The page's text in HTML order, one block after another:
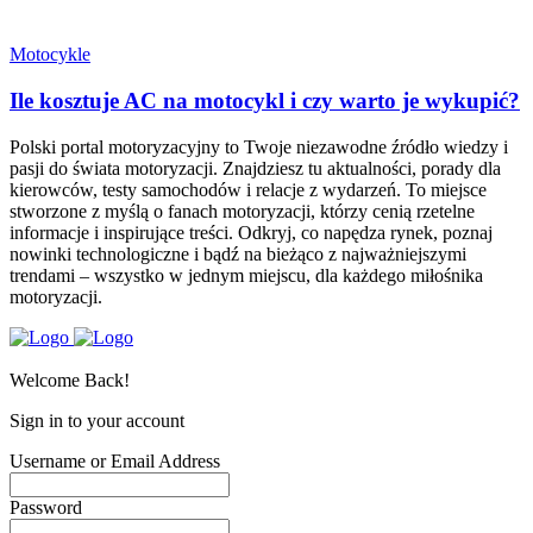
Motocykle
Ile kosztuje AC na motocykl i czy warto je wykupić?
Polski portal motoryzacyjny to Twoje niezawodne źródło wiedzy i
pasji do świata motoryzacji. Znajdziesz tu aktualności, porady dla
kierowców, testy samochodów i relacje z wydarzeń. To miejsce
stworzone z myślą o fanach motoryzacji, którzy cenią rzetelne
informacje i inspirujące treści. Odkryj, co napędza rynek, poznaj
nowinki technologiczne i bądź na bieżąco z najważniejszymi
trendami – wszystko w jednym miejscu, dla każdego miłośnika
motoryzacji.
Welcome Back!
Sign in to your account
Username or Email Address
Password